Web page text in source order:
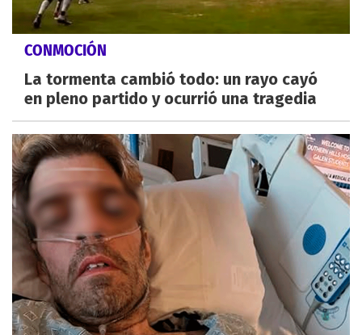
CONMOCIÓN
La tormenta cambió todo: un rayo cayó
en pleno partido y ocurrió una tragedia